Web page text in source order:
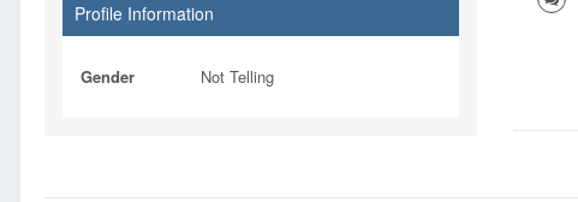
Profile Information
Gender Not Telling